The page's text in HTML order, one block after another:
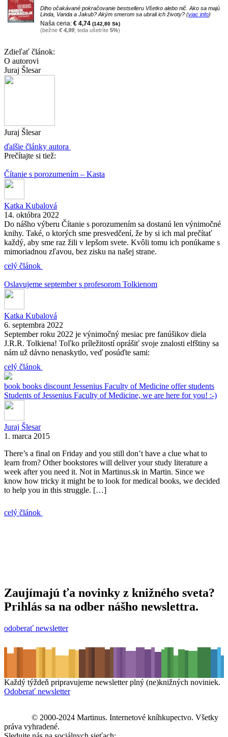
Dlho očakávané pokračovanie bestselleru Všetko alebo nič. Ako sa majú
Linda, Vanda a Jakub? Akým smerom sa ubrali ich životy? (viac info)
Naša cena: € 4,74 (142,80 Sk)
(bežne € 4,99 , teda ušetríte 5%)
Zdieľať článok:
O autorovi
Juraj Šlesar
Juraj Šlesar
ďalšie články autora
Prečítajte si tiež:
Čítanie s porozumením – Kasta
Katka Kubalová
14. októbra 2022
Do nášho výberu Čítanie s porozumením sa dostanú len výnimočné
knihy. Také, o ktorých sme presvedčení, že by si ich mal prečítať
každý, aby sme raz žili v lepšom svete. Kvôli tomu ich ponúkame s
mimoriadnou zľavou, bez zisku na našej strane.
celý článok
Oslavujeme september s profesorom Tolkienom
Katka Kubalová
6. septembra 2022
September roku 2022 je výnimočný mesiac pre fanúšikov diela
J.R.R. Tolkiena! Toľko príležitostí oprášiť svoje znalosti elfštiny sa
nám už dávno nenaskytlo, veď posúďte sami:
celý článok
book books discount Jessenius Faculty of Medicine offerstudents
Students of Jessenius Faculty of Medicine, we are here for you! :-)
Juraj Šlesar
1. marca 2015
There’s a final on Friday and you still don’t have a clue what to
learn from? Other bookstores will deliver your study literature a
week after you need it. Not in Martinus.sk in Martin. Since we
know how tricky it might be to look for medical books, we decided
to help you in this struggle. […]
celý článok
Zaujímajú ťa novinky z knižného sveta?
Prihlás sa na odber nášho newslettra.
odoberať newsletter
Každý týždeň pripravujeme newsletter plný (ne)knižných noviniek.
Odoberať newsletter
© 2000-2024 Martinus. Internetové kníhkupectvo. Všetky
práva vyhradené.